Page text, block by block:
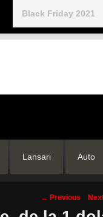
Black Friday 2021
Lansari Auto
Post
navigation
← Previous